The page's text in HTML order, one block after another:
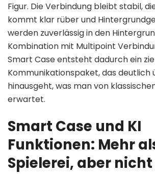
Figur. Die Verbindung bleibt stabil,
kommt klar rüber und
werden zuverlässig in den
Kombination mit Multipoint
Smart Case entsteht dadurch ein
Kommunikationspaket, das deutlich
hinausgeht, was man von
erwartet.
Smart Case und KI
Funktionen: Mehr
Spielerei, aber